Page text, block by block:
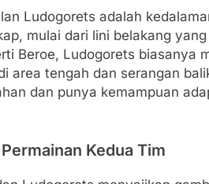
Ludogorets adalah
mulai dari lini belakang
Beroe, Ludogorets biasanya
area tengah dan serangan
dan punya kemampuan
Kedua Tim